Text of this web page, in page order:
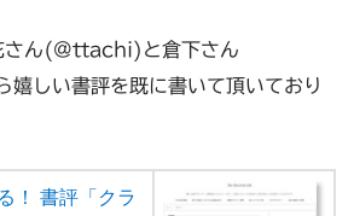
さん(@ttachi)と倉下さん
嬉しい書評を既に書いて頂いており
！ 書評「クラ